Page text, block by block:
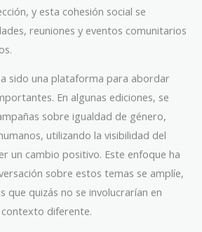
y esta cohesión social se
reuniones y eventos comunitarios
sido una plataforma para abordar
En algunas ediciones, se
sobre igualdad de género,
utilizando la visibilidad del
un cambio positivo. Este enfoque ha
sobre estos temas se amplíe,
que quizás no se involucrarían en
diferente.